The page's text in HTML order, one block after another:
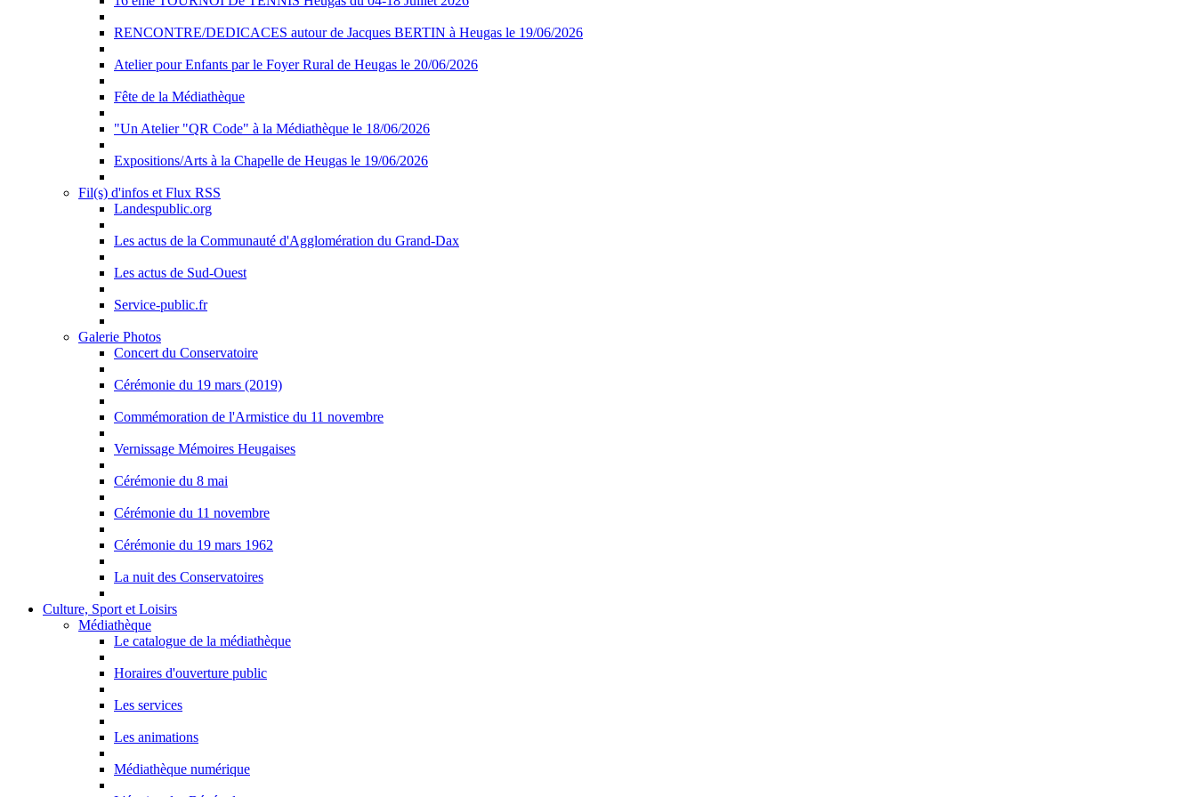
RENCONTRE/DEDICACES autour de Jacques BERTIN à Heugas le 19/06/2026
Atelier pour Enfants par le Foyer Rural de Heugas le 20/06/2026
Fête de la Médiathèque
"Un Atelier "QR Code" à la Médiathèque le 18/06/2026
Expositions/Arts à la Chapelle de Heugas le 19/06/2026
Fil(s) d'infos et Flux RSS
Landespublic.org
Les actus de la Communauté d'Agglomération du Grand-Dax
Les actus de Sud-Ouest
Service-public.fr
Galerie Photos
Concert du Conservatoire
Cérémonie du 19 mars (2019)
Commémoration de l'Armistice du 11 novembre
Vernissage Mémoires Heugaises
Cérémonie du 8 mai
Cérémonie du 11 novembre
Cérémonie du 19 mars 1962
La nuit des Conservatoires
Culture, Sport et Loisirs
Médiathèque
Le catalogue de la médiathèque
Horaires d'ouverture public
Les services
Les animations
Médiathèque numérique